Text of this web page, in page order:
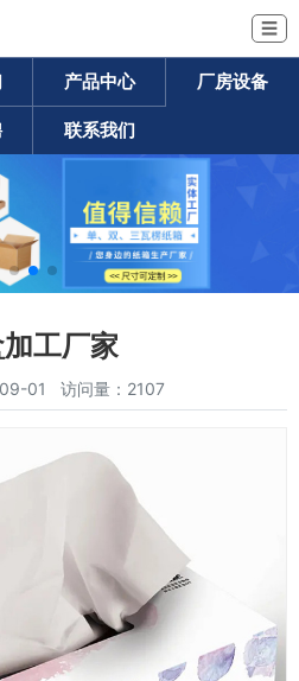
☰
产品中心 厂房设备
联系我们
工厂家
01 访问量：2107